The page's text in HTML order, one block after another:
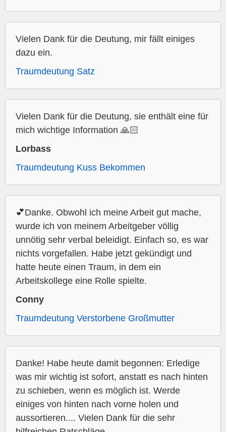
Vielen Dank für die Deutung, mir fällt einiges
dazu ein.
Traumdeutung Satz
Vielen Dank für die Deutung, sie enthält eine für
mich wichtige Information 🙏🏻
Lorbass
Traumdeutung Kuss Bekommen
💕Danke. Obwohl ich meine Arbeit gut mache,
wurde ich von meinem Arbeitgeber völlig
unnötig sehr verbal beleidigt. Einfach so, es war
nichts vorgefallen. Habe jetzt gekündigt und
hatte heute einen Traum, in dem ein
Arbeitskollege eine Rolle spielte.
Conny
Traumdeutung Verstorbene Großmutter
Danke! Habe heute damit begonnen: Erledige
was mir wichtig ist sofort, anstatt es nach hinten
zu schieben, wenn es möglich ist. Werde
einiges von hinten nach vorne holen und
aussortieren.... Vielen Dank für die sehr